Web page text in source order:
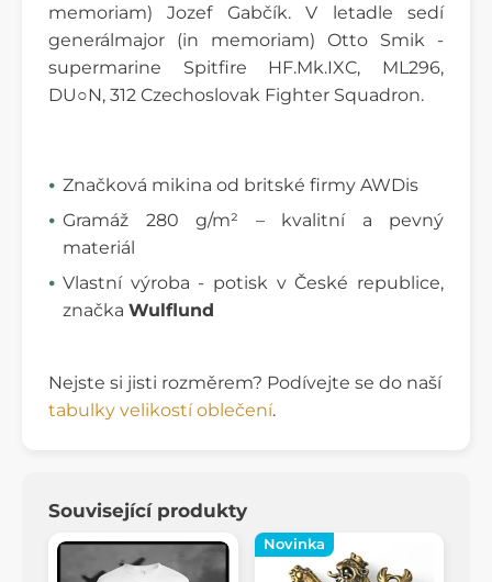
memoriam) Jozef Gabčík. V letadle sedí
generálmajor (in memoriam) Otto Smik -
supermarine Spitfire HF.Mk.IXC, ML296,
DU○N, 312 Czechoslovak Fighter Squadron.
Značková mikina od britské firmy AWDis
Gramáž 280 g/m² – kvalitní a pevný
materiál
Vlastní výroba - potisk v České republice,
značka Wulflund
Nejste si jisti rozměrem? Podívejte se do naší
tabulky velikostí oblečení.
Související produkty
Novinka